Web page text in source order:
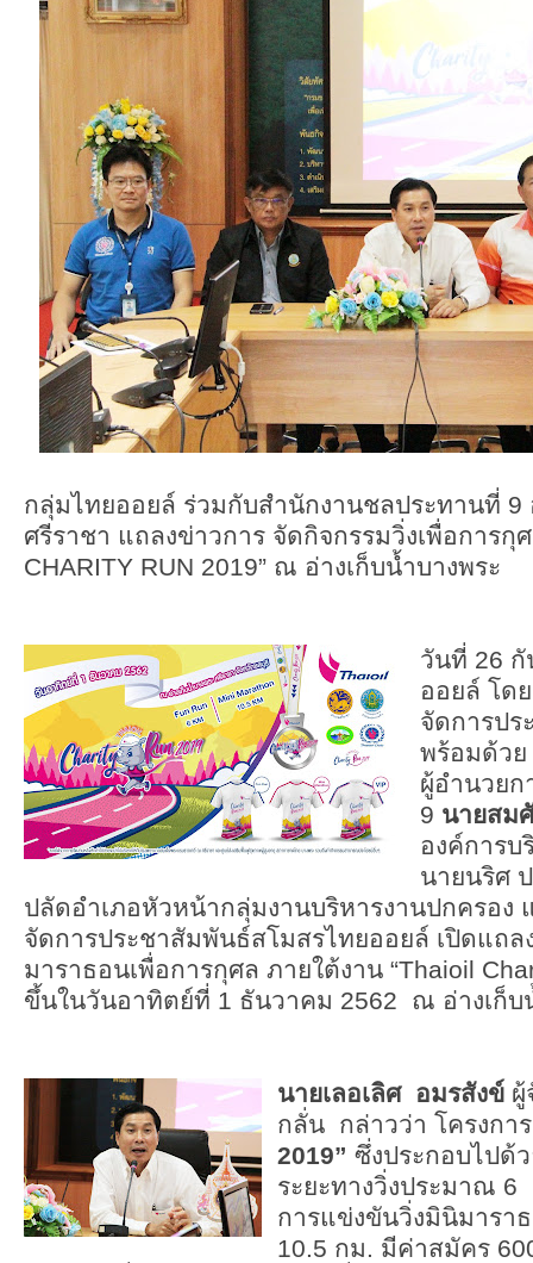
กลุ่มไทยออยล์ ร่วมกับสำนักงานชลประทานที่ 9
ศรีราชา แถลงข่าวการ จัดกิจกรรมวิ่งเพื่อการกุ
CHARITY RUN 2019” ณ อ่างเก็บน้ำบางพระ
วันที่ 26
ออยล์ โดย
จัดการปร
พร้อมด้วย
ผู้อำนวยก
9 นายสม
องค์การบ
นายนริศ
ปลัดอำเภอหัวหน้ากลุ่มงานบริหารงานปกครอง
จัดการประชาสัมพันธ์สโมสรไทยออยล์ เปิดแถล
มาราธอนเพื่อการกุศล ภายใต้งาน “Thaioil
ขึ้นในวันอาทิตย์ที่ 1 ธันวาคม 2562 ณ อ่างเก็บ
นายเลอเลิศ อมรสังข์ ผู้
กลั่น กล่าวว่า โครงก
2019” ซึ่งประกอบไปด้
ระยะทางวิ่งประมาณ
การแข่งขันวิ่งมินิมารา
10.5 กม. มีค่าสมัคร